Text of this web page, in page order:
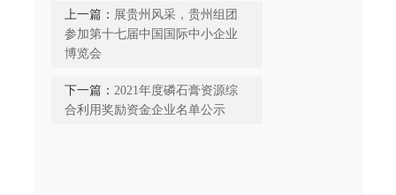
上一篇： 展贵州风采，贵州组团
参加第十七届中国国际中小企业
博览会
下一篇： 2021年度磷石膏资源综
合利用奖励资金企业名单公示